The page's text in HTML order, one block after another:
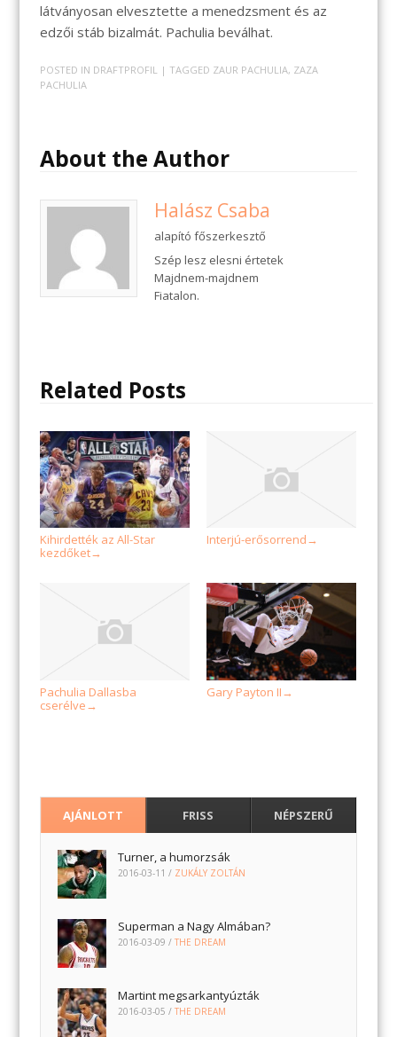
látványosan elvesztette a menedzsment és az
edzői stáb bizalmát. Pachulia beválhat.
POSTED IN DRAFTPROFIL | TAGGED ZAUR PACHULIA, ZAZA
PACHULIA
About the Author
Halász Csaba
alapító főszerkesztő
Szép lesz elesni értetek
Majdnem-majdnem
Fiatalon.
Related Posts
Kihirdették az All-Star
kezdőket→
Interjú-erősorrend →
Pachulia Dallasba
cserélve →
Gary Payton II →
AJÁNLOTT FRISS NÉPSZERŰ
Turner, a humorzsák
2016-03-11 / ZUKÁLY ZOLTÁN
Superman a Nagy Almában?
2016-03-09 /THE DREAM
Martint megsarkantyúzták
2016-03-05 /THE DREAM